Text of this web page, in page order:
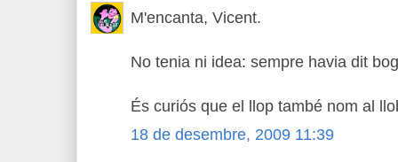
M'encanta, Vicent.
No tenia ni idea: sempre havia dit
És curiós que el llop també nom al
18 de desembre, 2009 11:39